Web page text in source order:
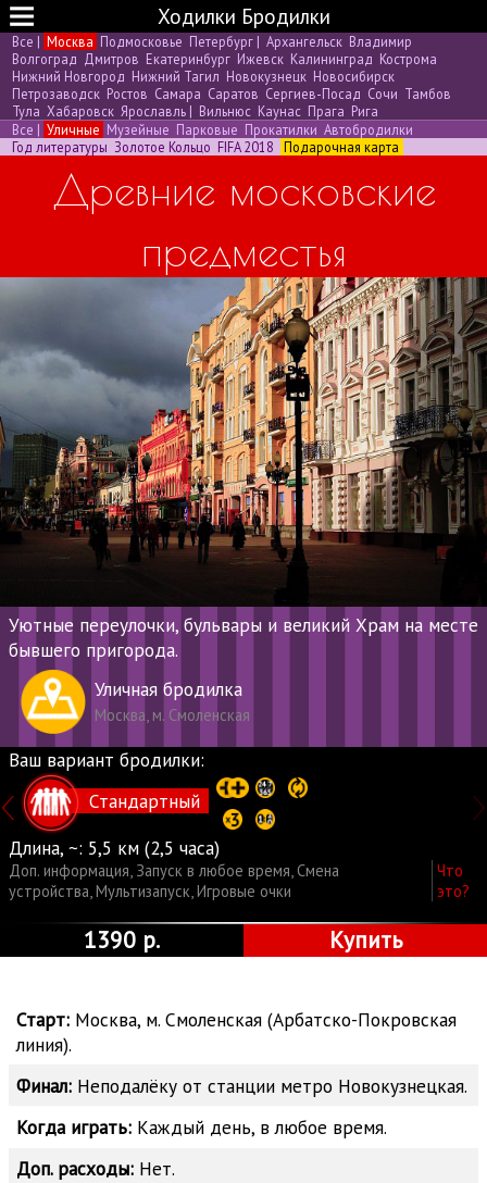
Ходилки Бродилки
Все | Москва Подмосковье Петербург | Архангельск Владимир
Волгоград Дмитров Екатеринбург Ижевск Калининград Кострома
Нижний Новгород Нижний Тагил Новокузнецк Новосибирск
Петрозаводск Ростов Самара Саратов Сергиев-Посад Сочи Тамбов
Тула Хабаровск Ярославль | Вильнюс Каунас Прага Рига
Все | Уличные Музейные Парковые Прокатилки Автобродилки
Год литературы Золотое Кольцо FIFA 2018 Подарочная карта
Древние московские
предместья
Уютные переулочки, бульвары и великий Храм на месте
бывшего пригорода.
Уличная бродилка
Москва, м. Смоленская
Ваш вариант бродилки:
Стандартный
Длина, ~: 5,5 км (2,5 часа)
Доп. информация, Запуск в любое время, Смена
устройства,Мультизапуск,Игровые очки
Что
это?
1390 р. Купить
Старт: Москва, м. Смоленская (Арбатско-Покровская
линия).
Финал: Неподалёку от станции метро Новокузнецкая.
Когда играть: Каждый день, в любое время.
Доп. расходы: Нет.